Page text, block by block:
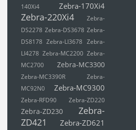
140Xi4
Zebra-170Xi4
Zebra-220Xi4
Zebra-
DS2278 Zebra-DS3678 Zebra-
DS8178 Zebra-LI3678 Zebra-
LI4278 Zebra-MC2200 Zebra-
MC2700
Zebra-MC3300
Zebra-MC3390R
Zebra-
MC92N0
Zebra-MC9300
Zebra-RFD90 Zebra-ZD220
Zebra-ZD230
Zebra-
ZD421
Zebra-ZD621